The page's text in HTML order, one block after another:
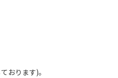
おります)。